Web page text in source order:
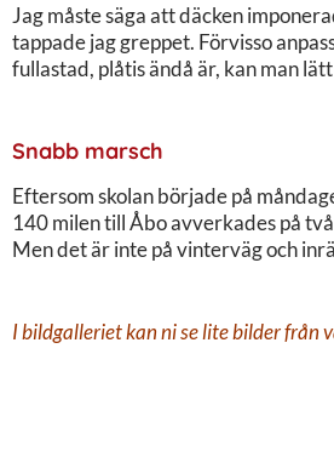
Jag måste säga att däcken
tappade jag greppet. Förvisso
fullastad, plåtis ändå är, kan man
Snabb marsch
Eftersom skolan började på
140 milen till Åbo avverkades på
Men det är inte på vinterväg och
I bildgalleriet kan ni se lite bilder från